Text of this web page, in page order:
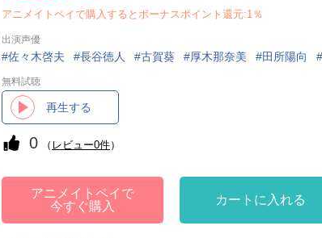
アニメイトペイで購入するとボーナスポイント還元:1％
出演声優
佐々木啓夫 長谷徳人 古賀葵 厚木那奈美 田所陽向
無料試聴
再生する
0 （ レビュー0件）
アニメイトペイで
今すぐ購入
カートに入れる